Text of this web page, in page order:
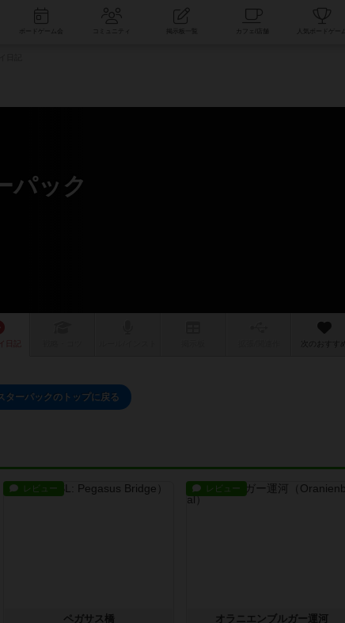
コミュニティ
パック
次のおすすめ
ターパックのトップに戻る
レビュー
ペガサス橋
レビュー
オラニエンブルガー運河